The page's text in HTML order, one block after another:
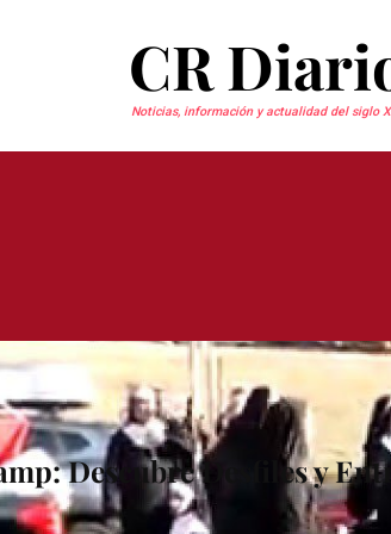
CR
Noticias, información y actualidad del siglo
Descubre Desfiles y